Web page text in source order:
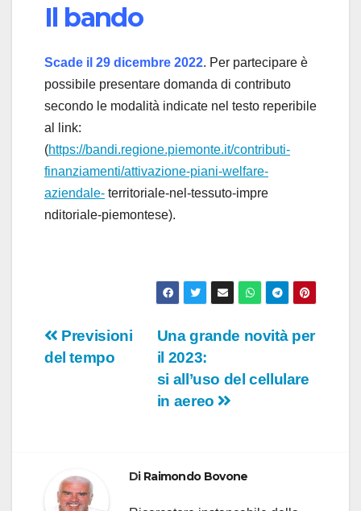
Il bando
Scade il 29 dicembre 2022. Per partecipare è
possibile presentare domanda di contributo
secondo le modalità indicate nel testo reperibile
al link:
(https://bandi.regione.piemonte.it/contributi-
finanziamenti/attivazione-piani-welfare-
aziendale- territoriale-nel-tessuto-impre
nditoriale-piemontese).
Navigazione
articoli
Una grande novità per
il 2023:
si all’uso del cellulare
in aereo
Previsioni
del tempo
Di Raimondo Bovone